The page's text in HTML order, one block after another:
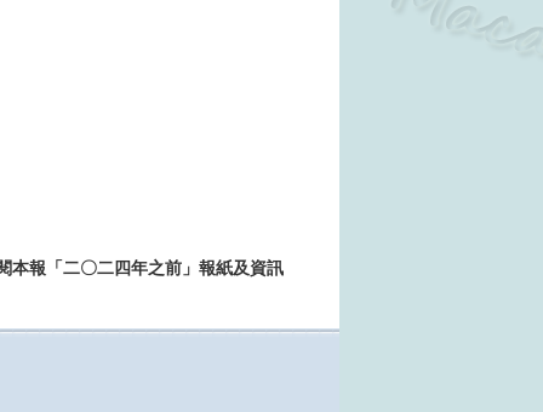
本報「二〇二四年之前」報紙及資訊